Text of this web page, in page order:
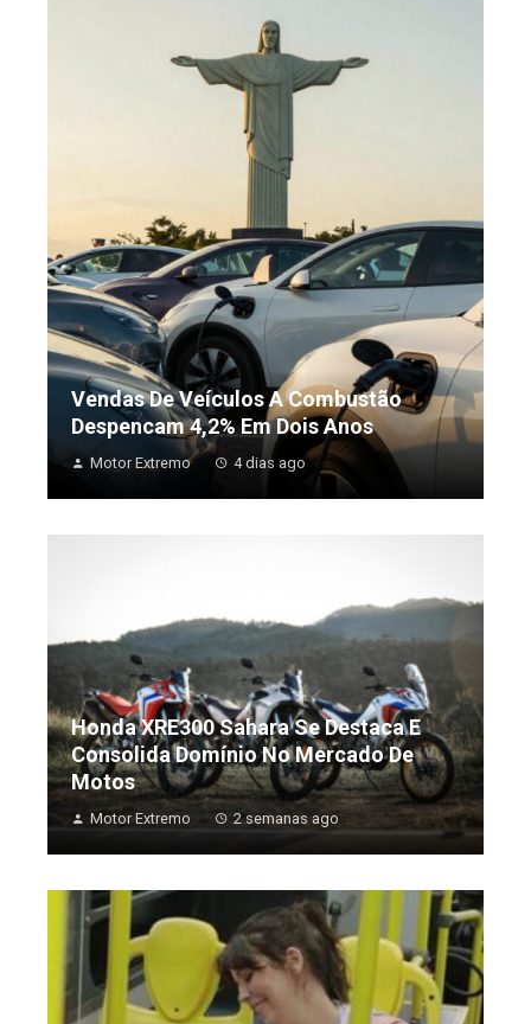
Vendas De Veículos A Combustão
Despencam 4,2% Em Dois Anos
Motor Extremo 4 dias ago
Honda XRE300 Sahara Se Destaca E
Consolida Domínio No Mercado De
Motos
Motor Extremo 2 semanas ago